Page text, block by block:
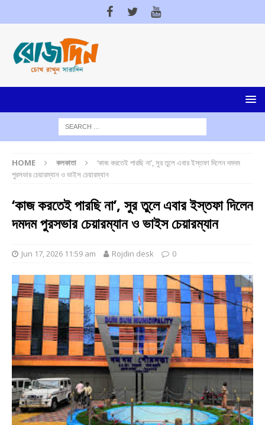
HOME কলকাতা
‘কাজ করতেই পারছি না’, সুর তুলে এবার ইস্তফা দিলেন দমদম
পুরসভার চেয়ারম্যান ও ভাইস চেয়ারম্যান
‘কাজ করতেই পারছি না’, সুর তুলে এবার ইস্তফা দিলেন
দমদম পুরসভার চেয়ারম্যান ও ভাইস চেয়ারম্যান
Jun 17, 2026 11:59 am Rojdin desk 0